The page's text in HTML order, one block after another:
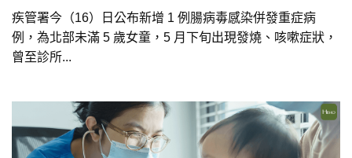
疾管署今（16）日公布新增 1 例腸病毒感染併發重症病
例，為北部未滿 5 歲女童，5 月下旬出現發燒、咳嗽症狀，
曾至診所...